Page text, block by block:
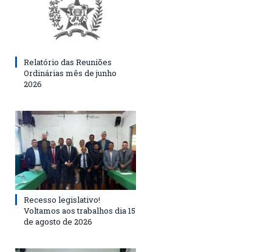
Relatório das Reuniões
Ordinárias mês de junho
2026
Recesso legislativo!
Voltamos aos trabalhos dia 15
de agosto de 2026